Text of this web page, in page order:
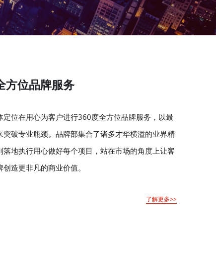
方位品牌服务
定位在用心为客户进行360度全方位品牌服务，以最
破专业瓶颈。品牌部集合了诸多才华横溢的业界精
地执行用心做好每个项目，站在市场的角度上让客
造更非凡的商业价值。
了解更多>>